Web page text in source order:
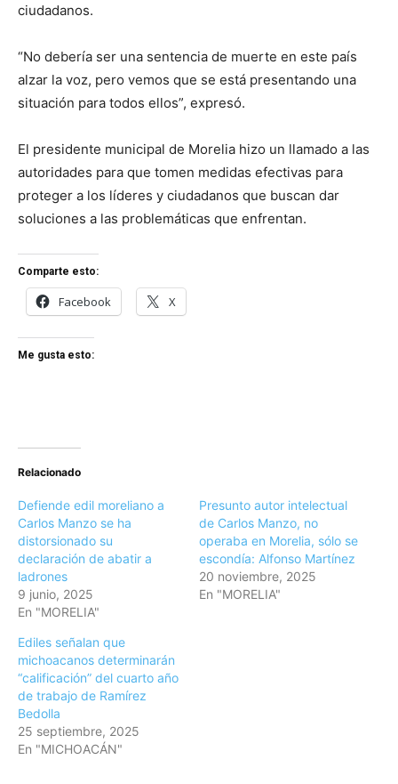
ciudadanos.
“No debería ser una sentencia de muerte en este país
alzar la voz, pero vemos que se está presentando una
situación para todos ellos”, expresó.
El presidente municipal de Morelia hizo un llamado a las
autoridades para que tomen medidas efectivas para
proteger a los líderes y ciudadanos que buscan dar
soluciones a las problemáticas que enfrentan.
Comparte esto:
Facebook X
Me gusta esto:
Relacionado
Defiende edil moreliano a
Carlos Manzo se ha
distorsionado su
declaración de abatir a
ladrones
9 junio, 2025
En "MORELIA"
Presunto autor intelectual
de Carlos Manzo, no
operaba en Morelia, sólo se
escondía: Alfonso Martínez
20 noviembre, 2025
En "MORELIA"
Ediles señalan que
michoacanos determinarán
“calificación” del cuarto año
de trabajo de Ramírez
Bedolla
25 septiembre, 2025
En "MICHOACÁN"